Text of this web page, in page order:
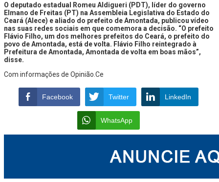
O deputado estadual Romeu Aldigueri (PDT), líder do governo
Elmano de Freitas (PT) na Assembleia Legislativa do Estado do
Ceará (Alece) e aliado do prefeito de Amontada, publicou vídeo
nas suas redes sociais em que comemora a decisão. “O prefeito
Flávio Filho, um dos melhores prefeitos do Ceará, o prefeito do
povo de Amontada, está de volta. Flávio Filho reintegrado à
Prefeitura de Amontada, Amontada de volta em boas mãos”,
disse.
Com informações de Opinião.Ce
Facebook Twitter LinkedIn
WhatsApp